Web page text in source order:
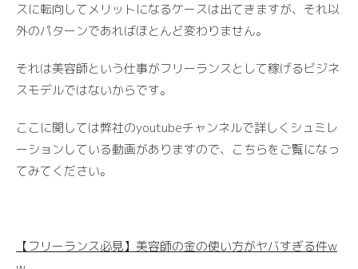
スに転向してメリットになるケースは出てきますが、それ以
外のパターンであればほとんど変わりません。
それは美容師という仕事がフリーランスとして稼げるビジネ
スモデルではないからです。
ここに関しては弊社のyoutubeチャンネルで詳しくシュミレ
ーションしている動画がありますので、こちらをご覧になっ
てみてください。
【フリーランス必見】美容師の金の使い方がヤバすぎる件w